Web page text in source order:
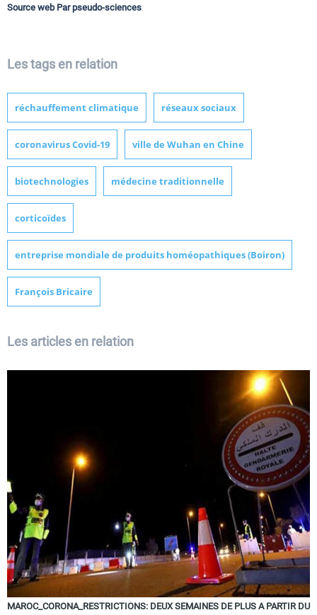
Source web Par pseudo-sciences
Les tags en relation
réchauffement climatique réseaux sociaux
coronavirus Covid-19 ville de Wuhan en Chine
biotechnologies médecine traditionnelle
corticoïdes
entreprise mondiale de produits homéopathiques (Boiron)
François Bricaire
Les articles en relation
MAROC_CORONA_RESTRICTIONS: DEUX SEMAINES DE PLUS A PARTIR DU